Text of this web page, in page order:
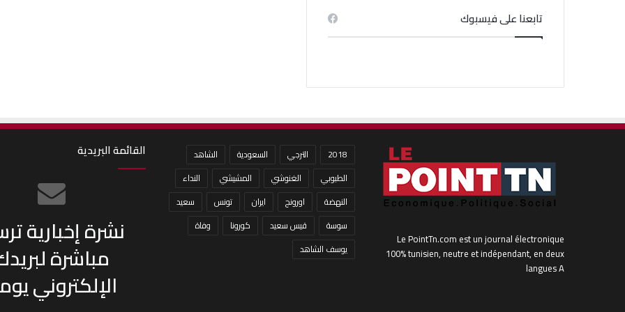
تابعنا على فيسبوك
Le PointTn.com est un journal électronique
100% tunisien, neutre et indépendant, en deux
langues A
2018 الترجي السعودية
الشاهد
الطبوبي
الغنوشي المشيشي
النداء
النهضة
اورونج ايران تونس
سعيد
سوسة
قيس سعيد كورونا
وفاة
يوسف الشاهد
القائمة البريدية
نشرة إخبارية
مباشرة
الإلكتروني